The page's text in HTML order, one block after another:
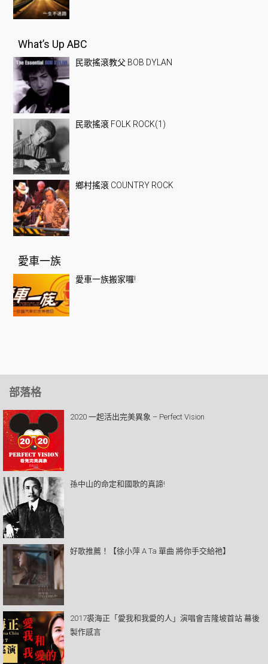
What’s Up ABC
民歌搖滾教父 BOB DYLAN
民歌搖滾 FOLK ROCK(1)
鄉村搖滾 COUNTRY ROCK
愛車一族
愛車一族搬家囉!
部落格
2020 一起活出完美異象 – Perfect Vision
孫中山的命定和國歌的真諦!
好歌推薦！【徐小萍 A Ta 單曲 將你手交給祂】
2017裘海正「愛我和我愛的人」演唱會吉隆坡首站 幕後
製作感言